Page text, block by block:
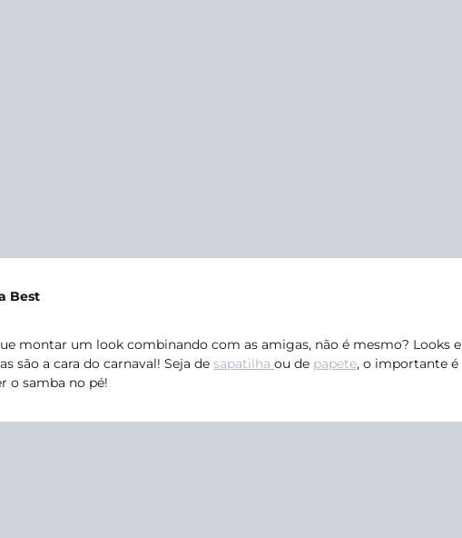
Best
montar um look combinando com as amigas, não é mesmo? Looks e
são a cara do carnaval! Seja de sapatilha ou de papete, o importante é
o samba no pé!